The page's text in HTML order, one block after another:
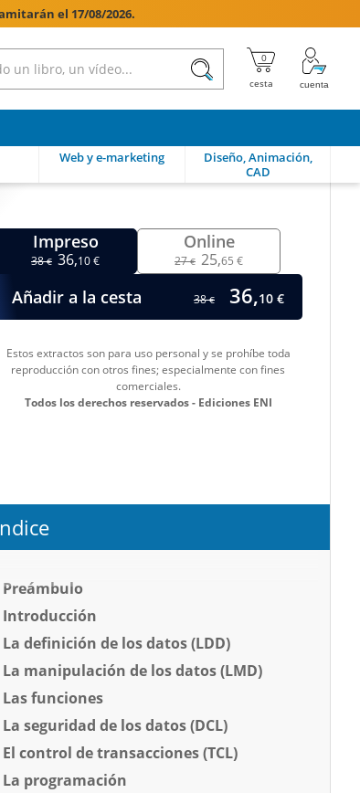
el 17/08/2026.

Web y e-marketing
Diseño, Animación,
CAD
Impreso
38€ 36,10 €
Online
27€ 25,65 €
Añadir a la cesta 38€ 36,10 €
Estos extractos son para uso personal y se prohíbe toda
reproducción con otros fines; especialmente con fines
comerciales.
Todos los derechos reservados - Ediciones ENI
Preámbulo
Introducción
La definición de los datos (LDD)
La manipulación de los datos (LMD)
Las funciones
La seguridad de los datos (DCL)
El control de transacciones (TCL)
La programación